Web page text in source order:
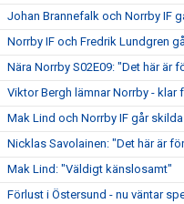
Johan Brannefalk och Norrby IF
Norrby IF och Fredrik Lundgren
Nära Norrby S02E09: "Det här är
Viktor Bergh lämnar Norrby - klar
Mak Lind och Norrby IF går
Nicklas Savolainen: "Det här är
Mak Lind: "Väldigt känslosamt"
Förlust i Östersund - nu väntar